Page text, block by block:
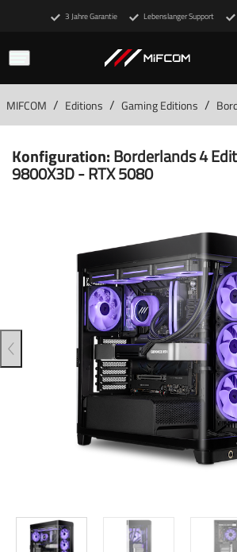
3 Jahre Garantie Lebenslanger Support
MIFCOM / Editions / Gaming Editions /
Konfiguration:Borderlands 4
9800X3D - RTX 5080